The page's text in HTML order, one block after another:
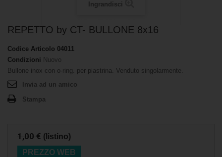
Ingrandisci
REPETTO by CT- BULLONE 8x16
Codice Articolo 04011
Condizioni Nuovo
Bullone inox con o-ring. per piastrina. Venduto singolarmente.
Invia ad un amico
Stampa
1,00 € (listino)
PREZZO WEB